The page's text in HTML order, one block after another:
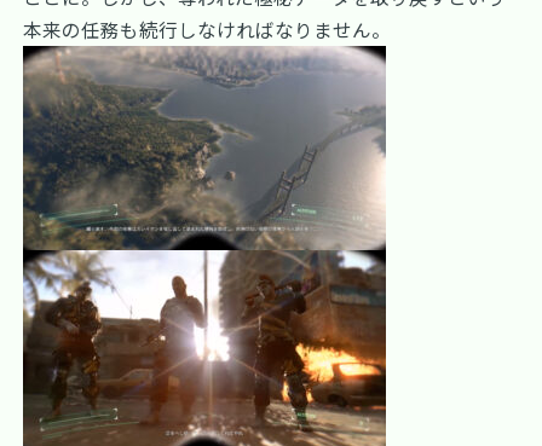
本来の任務も続行しなければなりません。